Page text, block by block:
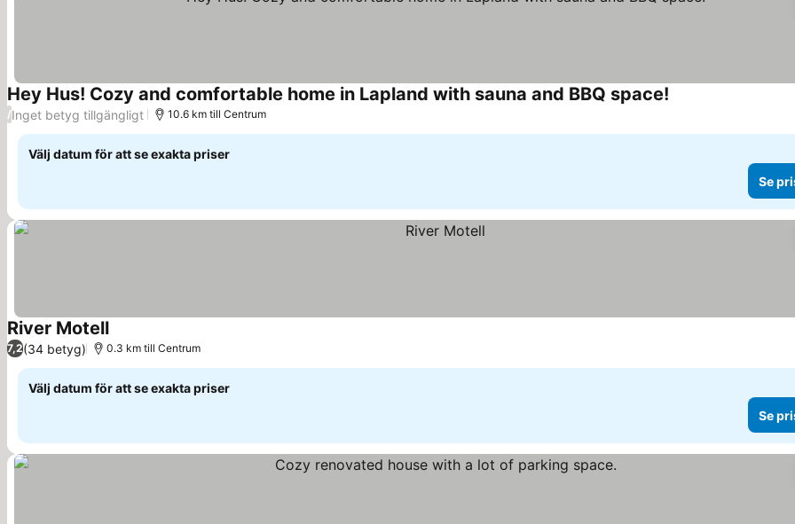
Hey Hus! Cozy and comfortable home in Lapland with sauna and BBQ space!
/Inget betyg tillgängligt 10.6 km till Centrum
Välj datum för att se exakta priser
Se
River MotellSe priser
7,2(34 betyg) 0.3 km till Centrum
Välj datum för att se exakta priser
Se